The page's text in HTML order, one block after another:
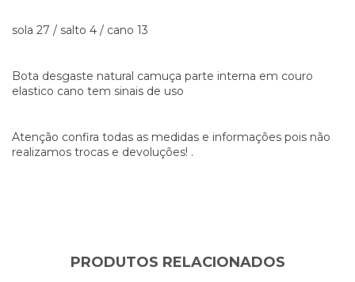
sola 27 / salto 4 / cano 13
Bota desgaste natural camuça parte interna em couro
elastico cano tem sinais de uso
Atenção confira todas as medidas e informações pois não
realizamos trocas e devoluções! .
PRODUTOS RELACIONADOS